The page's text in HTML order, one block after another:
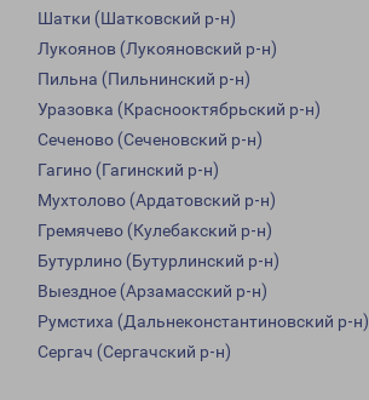
Шатки (Шатковский р-н)
Лукоянов (Лукояновский р-н)
Пильна (Пильнинский р-н)
Уразовка (Краснооктябрьский р-н)
Сеченово (Сеченовский р-н)
Гагино (Гагинский р-н)
Мухтолово (Ардатовский р-н)
Гремячево (Кулебакский р-н)
Бутурлино (Бутурлинский р-н)
Выездное (Арзамасский р-н)
Румстиха (Дальнеконстантиновский р-н)
Сергач (Сергачский р-н)